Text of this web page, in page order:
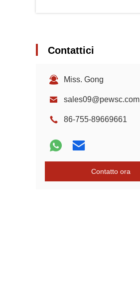
Contattici
Miss. Gong
sales09@pewsc.com
86-755-89669661
Contatto ora